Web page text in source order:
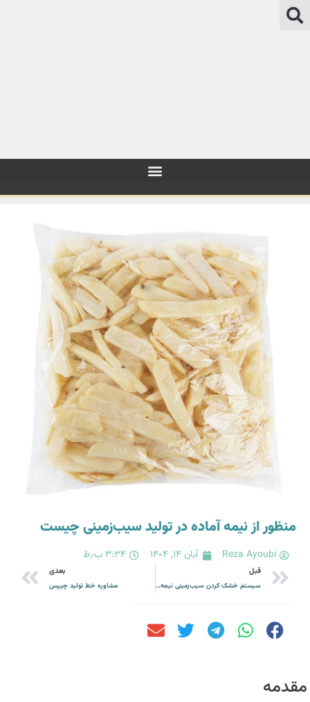
منظور از نیمه‌ آماده در تولید سیب‌زمینی چیست
Reza Ayoubi آبان ۱۴, ۱۴۰۴ ۳:۳۴ ب٫ظ
قبل
سیستم خشک کردن سیب‌زمینی نیمه ‌پخته
بعدی
مشاوره خط تولید چیپس
مقدمه